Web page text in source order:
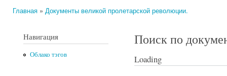
Главная » Документы великой пролетарской революции.
Навигация
Облако тэгов
Поиск по
Loading